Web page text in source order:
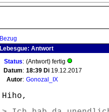
Bezug
Lebesgue: Antwort
Status: (Antwort) fertig
Datum: 18:39 Di 19.12.2017
Autor: Gonozal_IX
Hiho,